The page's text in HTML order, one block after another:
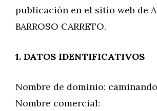
publicación en el sitio web de
BARROSO CARRETO.
1. DATOS IDENTIFICATIVOS
Nombre de dominio:
Nombre comercial: